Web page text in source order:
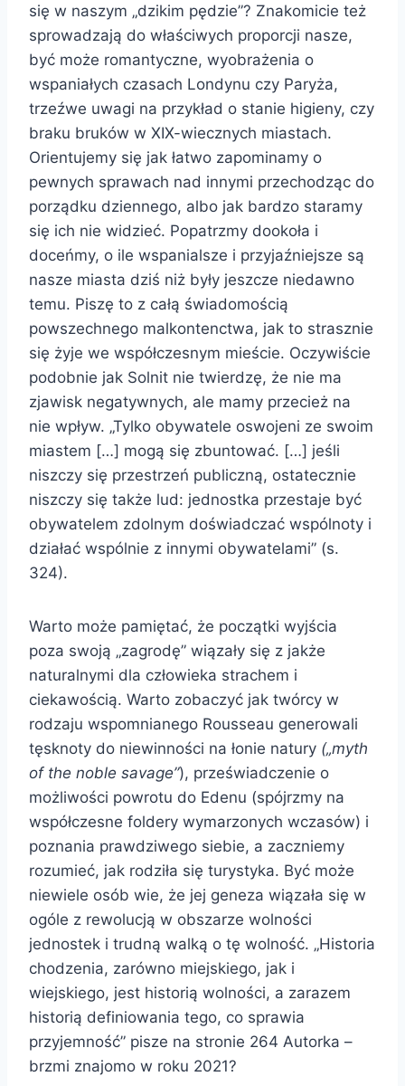
się w naszym „dzikim pędzie”? Znakomicie też
sprowadzają do właściwych proporcji nasze,
być może romantyczne, wyobrażenia o
wspaniałych czasach Londynu czy Paryża,
trzeźwe uwagi na przykład o stanie higieny, czy
braku bruków w XIX-wiecznych miastach.
Orientujemy się jak łatwo zapominamy o
pewnych sprawach nad innymi przechodząc do
porządku dziennego, albo jak bardzo staramy
się ich nie widzieć. Popatrzmy dookoła i
doceńmy, o ile wspanialsze i przyjaźniejsze są
nasze miasta dziś niż były jeszcze niedawno
temu. Piszę to z całą świadomością
powszechnego malkontenctwa, jak to strasznie
się żyje we współczesnym mieście. Oczywiście
podobnie jak Solnit nie twierdzę, że nie ma
zjawisk negatywnych, ale mamy przecież na
nie wpływ. „Tylko obywatele oswojeni ze swoim
miastem […] mogą się zbuntować. […] jeśli
niszczy się przestrzeń publiczną, ostatecznie
niszczy się także lud: jednostka przestaje być
obywatelem zdolnym doświadczać wspólnoty i
działać wspólnie z innymi obywatelami” (s.
324).
Warto może pamiętać, że początki wyjścia
poza swoją „zagrodę” wiązały się z jakże
naturalnymi dla człowieka strachem i
ciekawością. Warto zobaczyć jak twórcy w
rodzaju wspomnianego Rousseau generowali
tęsknoty do niewinności na łonie natury („myth
of the noble savage”), przeświadczenie o
możliwości powrotu do Edenu (spójrzmy na
współczesne foldery wymarzonych wczasów) i
poznania prawdziwego siebie, a zaczniemy
rozumieć, jak rodziła się turystyka. Być może
niewiele osób wie, że jej geneza wiązała się w
ogóle z rewolucją w obszarze wolności
jednostek i trudną walką o tę wolność. „Historia
chodzenia, zarówno miejskiego, jak i
wiejskiego, jest historią wolności, a zarazem
historią definiowania tego, co sprawia
przyjemność” pisze na stronie 264 Autorka –
brzmi znajomo w roku 2021?